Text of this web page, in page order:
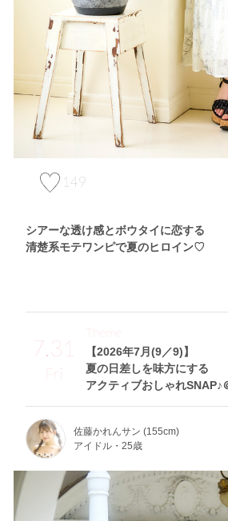
149
シアーな透け感とボウタイに恋する
清楚系モテワンピで夏のヒロイン♡
7.31
Fri
【2026年7月(9／9)】
夏の日差しを味方にする
アクティブおしゃれSNAP♪
Theme
佐藤かれんサン (155cm)
アイドル・25歳